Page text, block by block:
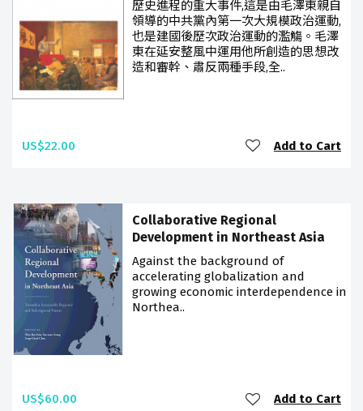
歷史進程的重大事件,這是由毛澤東親自
領導的中共黨內第一次大規模政治運動,
也是建國後歷次政治運動的濫觴。毛澤
東在延安整風中運用他所創造的思想改
造和審幹、肅反兩種手段,全..
US$22.00 Add to Cart
Collaborative Regional
Development in Northeast Asia
Against the background of
accelerating globalization and
growing economic interdependence in
Northea..
US$60.00 Add to Cart